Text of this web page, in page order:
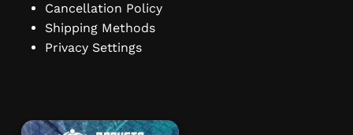
Cancellation Policy
Shipping Methods
Privacy Settings